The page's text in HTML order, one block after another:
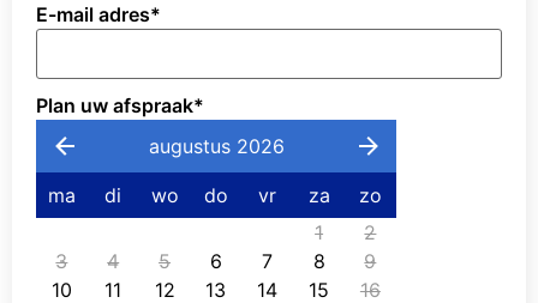
E-mail adres*
Plan uw afspraak*
augustus 2026
ma di wo do vr za
zo
1
2
3
4 5 6 7 8
9
10
11 12 13 14 15
16